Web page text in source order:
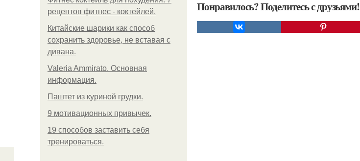
рецептов фитнес - коктейлей.
Китайские шарики как способ
сохранить здоровье, не вставая с
дивана.
Valeria Ammirato. Основная
информация.
Паштет из куриной грудки.
9 мотивационных привычек.
19 способов заставить себя
тренироваться.
Понравилось? Поделитесь с друзьями!